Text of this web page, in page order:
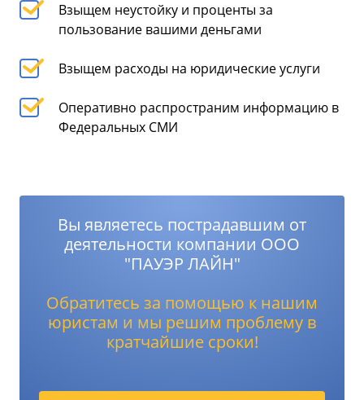
Взыщем неустойку и проценты за
пользование вашими деньгами
Взыщем расходы на юридические услуги
Оперативно распространим информацию в
Федеральных СМИ
Вы являетесь пострадавшим от
деятельности компании ООО
"ПАУЭР ЛАЙН"
Обратитесь за помощью к нашим
юристам и мы решим проблему в
кратчайшие сроки!